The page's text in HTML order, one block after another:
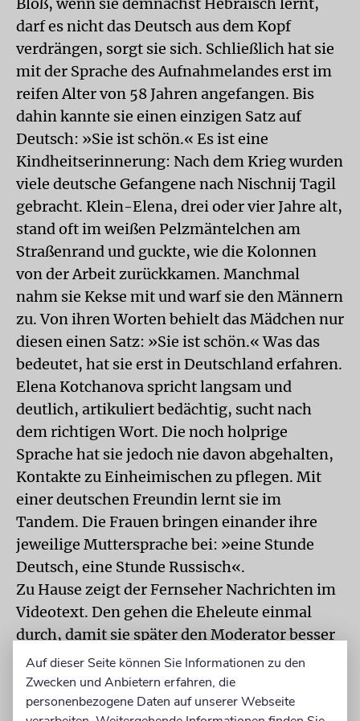
darf es nicht das Deutsch aus dem Kopf
verdrängen, sorgt sie sich. Schließlich hat sie
mit der Sprache des Aufnahmelandes erst im
reifen Alter von 58 Jahren angefangen. Bis
dahin kannte sie einen einzigen Satz auf
Deutsch: »Sie ist schön.« Es ist eine
Kindheitserinnerung: Nach dem Krieg wurden
viele deutsche Gefangene nach Nischnij Tagil
gebracht. Klein-Elena, drei oder vier Jahre alt,
stand oft im weißen Pelzmäntelchen am
Straßenrand und guckte, wie die Kolonnen
von der Arbeit zurückkamen. Manchmal
nahm sie Kekse mit und warf sie den Männern
zu. Von ihren Worten behielt das Mädchen nur
diesen einen Satz: »Sie ist schön.« Was das
bedeutet, hat sie erst in Deutschland erfahren.
Elena Kotchanova spricht langsam und
deutlich, artikuliert bedächtig, sucht nach
dem richtigen Wort. Die noch holprige
Sprache hat sie jedoch nie davon abgehalten,
Kontakte zu Einheimischen zu pflegen. Mit
einer deutschen Freundin lernt sie im
Tandem. Die Frauen bringen einander ihre
jeweilige Muttersprache bei: »eine Stunde
Deutsch, eine Stunde Russisch«.
Zu Hause zeigt der Fernseher Nachrichten im
Videotext. Den gehen die Eheleute einmal
durch, damit sie später den Moderator besser
verstehen. Inzwischen liest Kotchanova mehr
Bücher, Zeitungen und Fachliteratur auf
Deutsch als auf Russisch. Nun fühlt sich die
Auf dieser Seite können Sie Informationen zu den
Zwecken und Anbietern erfahren, die
personenbezogene Daten auf unserer Webseite